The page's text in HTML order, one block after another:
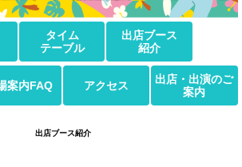
タイム
テーブル
出店ブース
紹介
案内FAQ アクセス
出店・出演のご
案内
出店ブース紹介